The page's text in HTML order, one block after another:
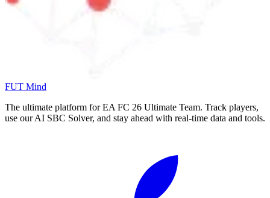
FUT Mind
The ultimate platform for EA FC 26 Ultimate Team. Track players,
use our AI SBC Solver, and stay ahead with real-time data and tools.